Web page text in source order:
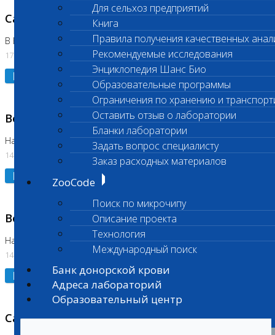
Для сельхоз предприятий
Книга
Правила получения качественных
Рекомендуемые исследования
Энциклопедия Шанс Био
Образовательные программы
Ограничения по хранению и
Оставить отзыв о лаборатории
Бланки лаборатории
Задать вопрос специалисту
Заказ расходных материалов
ZooCode
Поиск по микрочипу
Описание проекта
Технология
Международный поиск
Банк донорской крови
Адреса лабораторий
Образовательный центр
Санитарный день
В Бутово
17.07.2026
Подробнее
Возобновлено выполнение исследования
На Нагорной (Код 961, 962)
14.07.2026
Подробнее
Возобновлено выполнение исследования
На Нагорной (Код 157)
14.07.2026
Подробнее
Санитарный день